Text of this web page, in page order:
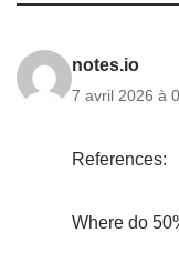
notes.io
7 avril 2026 à
References:
Where do